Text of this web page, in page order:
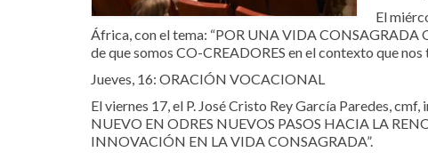
El
África, con el tema: “POR UNA VIDA CONSAGRADA
de que somos CO-CREADORES en el contexto que
Jueves, 16: ORACIÓN VOCACIONAL
El viernes 17, el P. José Cristo Rey García Paredes,
NUEVO EN ODRES NUEVOS PASOS HACIA LA
INNOVACIÓN EN LA VIDA CONSAGRADA”.